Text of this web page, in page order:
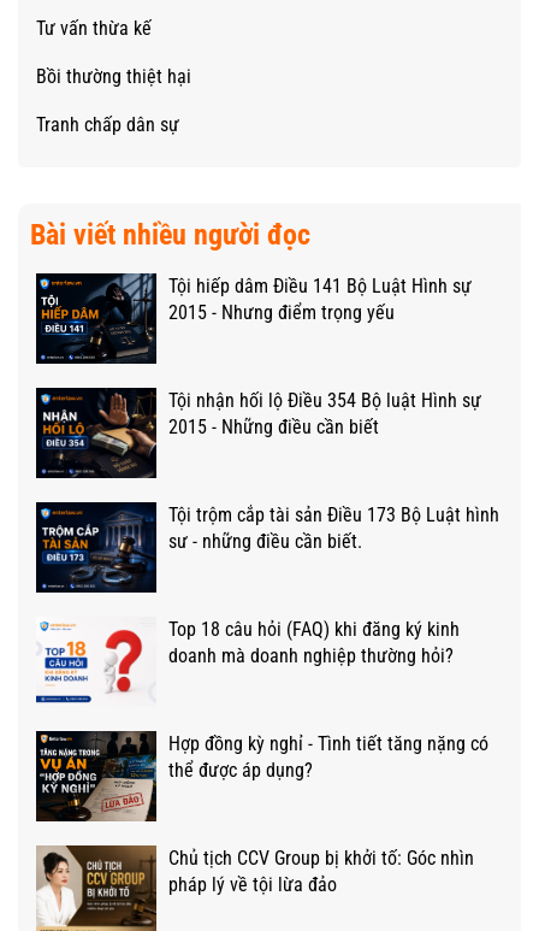
Tư vấn thừa kế
Bồi thường thiệt hại
Tranh chấp dân sự
Bài viết nhiều người đọc
Tội hiếp dâm Điều 141 Bộ Luật Hình sự
2015 - Nhưng điểm trọng yếu
Tội nhận hối lộ Điều 354 Bộ luật Hình sự
2015 - Những điều cần biết
Tội trộm cắp tài sản Điều 173 Bộ Luật hình
sư - những điều cần biết.
Top 18 câu hỏi (FAQ) khi đăng ký kinh
doanh mà doanh nghiệp thường hỏi?
Hợp đồng kỳ nghỉ - Tình tiết tăng nặng có
thể được áp dụng?
Chủ tịch CCV Group bị khởi tố: Góc nhìn
pháp lý về tội lừa đảo